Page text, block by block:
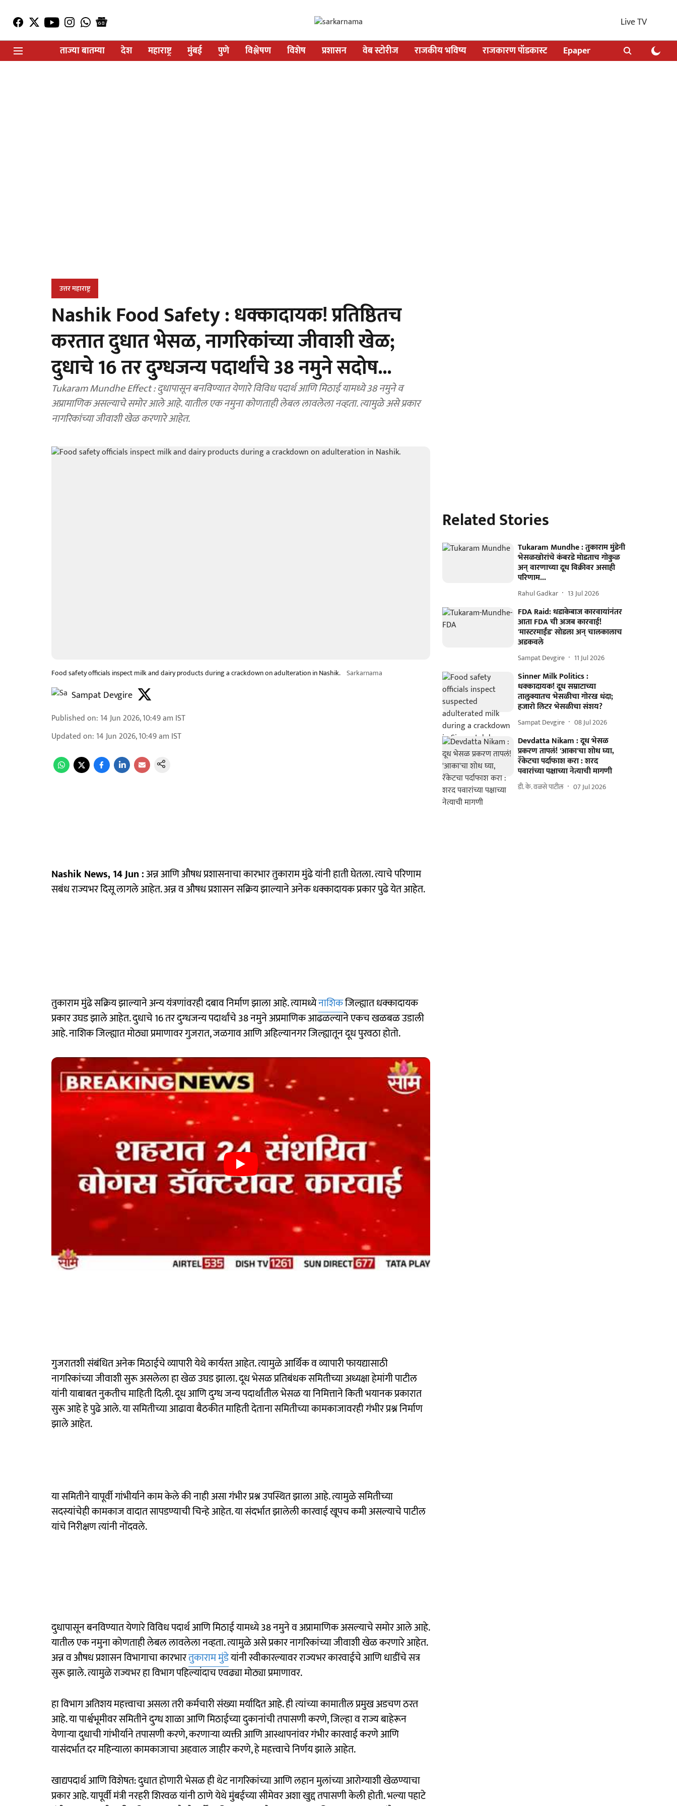
Live TV
ताज्या बातम्या
देश महाराष्ट्र मुंबई पुणे विश्लेषण विशेष प्रशासन वेब स्टोरीज राजकीय भविष्य राजकारण पॉडकास्ट Epaper
उत्तर महाराष्ट्र
Nashik Food Safety : धक्कादायक! प्रतिष्ठितच
करतात दुधात भेसळ, नागरिकांच्या जीवाशी खेळ;
दुधाचे 16 तर दुग्धजन्य पदार्थांचे 38 नमुने सदोष...
Tukaram Mundhe Effect : दुधापासून बनविण्यात येणारे विविध पदार्थ आणि मिठाई यामध्ये 38 नमुने व
अप्रामाणिक असल्याचे समोर आले आहे. यातील एक नमुना कोणताही लेबल लावलेला नव्हता. त्यामुळे असे प्रकार
नागरिकांच्या जीवाशी खेळ करणारे आहेत.
Food safety officials inspect milk and dairy products during a crackdown on adulteration in Nashik. Sarkarnama
Sampat Devgire
Published on: 14 Jun 2026, 10:49 am IST
Updated on: 14 Jun 2026, 10:49 am IST
Nashik News, 14 Jun :अन्न आणि औषध प्रशासनाचा कारभार तुकाराम मुंढे यांनी हाती घेतला. त्याचे परिणाम
सबंध राज्यभर दिसू लागले आहेत. अन्न व औषध प्रशासन सक्रिय झाल्याने अनेक धक्कादायक प्रकार पुढे येत आहेत.
तुकाराम मुंढे सक्रिय झाल्याने अन्य यंत्रणांवरही दबाव निर्माण झाला आहे. त्यामध्येनाशिकजिल्ह्यात धक्कादायक
प्रकार उघड झाले आहेत. दुधाचे 16 तर दुग्धजन्य पदार्थांचे 38 नमुने अप्रमाणिक आढळल्याने एकच खळबळ उडाली
आहे. नाशिक जिल्ह्यात मोठ्या प्रमाणावर गुजरात, जळगाव आणि अहिल्यानगर जिल्ह्यातून दूध पुरवठा होतो.
गुजरातशी संबंधित अनेक मिठाईचे व्यापारी येथे कार्यरत आहेत. त्यामुळे आर्थिक व व्यापारी फायद्यासाठी
नागरिकांच्या जीवाशी सुरू असलेला हा खेळ उघड झाला. दूध भेसळ प्रतिबंधक समितीच्या अध्यक्षा हेमांगी पाटील
यांनी याबाबत नुकतीच माहिती दिली. दूध आणि दुग्ध जन्य पदार्थांतील भेसळ या निमित्ताने किती भयानक प्रकारात
सुरू आहे हे पुढे आले. या समितीच्या आढावा बैठकीत माहिती देताना समितीच्या कामकाजावरही गंभीर प्रश्न निर्माण
झाले आहेत.
या समितीने यापूर्वी गांभीर्याने काम केले की नाही असा गंभीर प्रश्न उपस्थित झाला आहे. त्यामुळे समितीच्या
सदस्यांचेही कामकाज वादात सापडण्याची चिन्हे आहेत. या संदर्भात झालेली कारवाई खूपच कमी असल्याचे पाटील
यांचे निरीक्षण त्यांनी नोंदवले.
दुधापासून बनविण्यात येणारे विविध पदार्थ आणि मिठाई यामध्ये 38 नमुने व अप्रामाणिक असल्याचे समोर आले आहे.
यातील एक नमुना कोणताही लेबल लावलेला नव्हता. त्यामुळे असे प्रकार नागरिकांच्या जीवाशी खेळ करणारे आहेत.
अन्न व औषध प्रशासन विभागाचा कारभारतुकाराम मुंडेयांनी स्वीकारल्यावर राज्यभर कारवाईचे आणि धाडींचे सत्र
सुरू झाले. त्यामुळे राज्यभर हा विभाग पहिल्यांदाच एवढ्या मोठ्या प्रमाणावर.
हा विभाग अतिशय महत्त्वाचा असला तरी कर्मचारी संख्या मर्यादित आहे. ही त्यांच्या कामातील प्रमुख अडचण ठरत
आहे. या पार्श्वभूमीवर समितीने दुग्ध शाळा आणि मिठाईच्या दुकानांची तपासणी करणे, जिल्हा व राज्य बाहेरून
येणाऱ्या दुधाची गांभीर्याने तपासणी करणे, करणाऱ्या व्यक्ती आणि आस्थापनांवर गंभीर कारवाई करणे आणि
यासंदर्भात दर महिन्याला कामकाजाचा अहवाल जाहीर करणे, हे महत्त्वाचे निर्णय झाले आहेत.
खाद्यपदार्थ आणि विशेषत: दुधात होणारी भेसळ ही थेट नागरिकांच्या आणि लहान मुलांच्या आरोग्याशी खेळण्याचा
प्रकार आहे. यापूर्वी मंत्री नरहरी शिरवळ यांनी ठाणे येथे मुंबईच्या सीमेवर अशा खुद्द तपासणी केली होती. भल्या पहाटे
Related Stories
Tukaram Mundhe : तुकाराम मुंडेनी
भेसळखोरांचे कंबरडे मोडताच गोकुळ
अन् वारणाच्या दूध विक्रीवर असाही
परिणाम...
Rahul Gadkar 13 Jul 2026
FDA Raid: धडाकेबाज कारवायांनंतर
आता FDA ची अजब कारवाई!
'मास्टरमाईंड' सोडला अन् चालकालाच
अडकवले
Sampat Devgire 11 Jul 2026
Sinner Milk Politics :
धक्कादायक! दूध सम्राटाच्या
तालुक्यातच भेसळीचा गोरख धंदा;
हजारो लिटर भेसळीचा संशय?
Sampat Devgire 08 Jul 2026
Devdatta Nikam : दूध भेसळ
प्रकरण तापलं! 'आका'चा शोध घ्या,
रॅकेटचा पर्दाफाश करा : शरद
पवारांच्या पक्षाच्या नेत्याची मागणी
डी. के. वळसे पाटील 07 Jul 2026